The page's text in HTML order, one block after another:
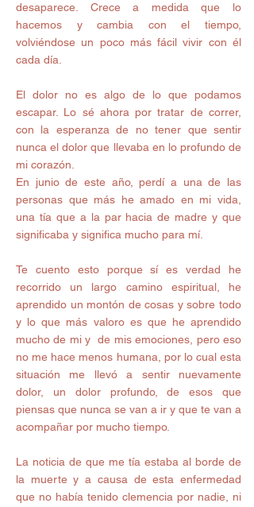
desaparece. Crece a medida que lo
hacemos y cambia con el tiempo,
volviéndose un poco más fácil vivir con él
cada día.
El dolor no es algo de lo que podamos
escapar. Lo sé ahora por tratar de correr,
con la esperanza de no tener que sentir
nunca el dolor que llevaba en lo profundo de
mi corazón.
En junio de este año, perdí a una de las
personas que más he amado en mi vida,
una tía que a la par hacia de madre y que
significaba y significa mucho para mí.
Te cuento esto porque sí es verdad he
recorrido un largo camino espiritual, he
aprendido un montón de cosas y sobre todo
y lo que más valoro es que he aprendido
mucho de mi y  de mis emociones, pero eso
no me hace menos humana, por lo cual esta
situación me llevó a sentir nuevamente
dolor, un dolor profundo, de esos que
piensas que nunca se van a ir y que te van a
acompañar por mucho tiempo.
La noticia de que me tía estaba al borde de
la muerte y a causa de esta enfermedad
que no había tenido clemencia por nadie, ni